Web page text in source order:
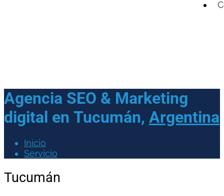
Agencia SEO & Marketing
digital en Tucumán, Argentina
Inicio
Servicio
Tucumán